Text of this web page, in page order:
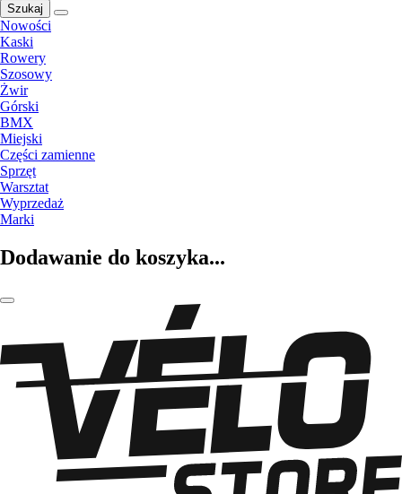
Szukaj
Nowości
Kaski
Rowery
Szosowy
Żwir
Górski
BMX
Miejski
Części zamienne
Sprzęt
Warsztat
Wyprzedaż
Marki
Dodawanie do koszyka...